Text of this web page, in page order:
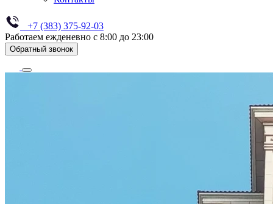
+7 (383) 375-92-03
Работаем ежденевно с 8:00 до 23:00
Обратный звонок